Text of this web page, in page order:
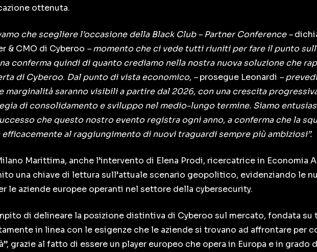
ottenuta.
che scegliere l’occasione della Black Club – Partner Conference –
& CMO di Cyberoo – momento che ci vede tutti riuniti per fare il punto
conferma quindi di quanto crediamo nella nostra nuova soluzione che
di Cyberoo. Dal punto di vista economico, –prosegue Leonardi –
saranno visibili a partire dal 2026, con una crescita
di consolidamento e sviluppo nel medio-lungo termine. Siamo
che questo nostro evento registra ogni anno, a conferma che la
al raggiungimento di nuovi traguardi sempre più ambiziosi”.
Marittima, anche l’intervento di Elena Prodi, ricercatrice in Economia
una chiave di lettura sull’attuale scenario geopolitico, evidenziando le
le aziende europee operanti nel settore della cybersecurity.
di delineare la posizione distintiva di Cyberoo sul mercato, fondata su
in linea con le esigenze che le aziende si trovano ad affrontare per
grazie al fatto di essere un player europeo che opera in Europa e in grado